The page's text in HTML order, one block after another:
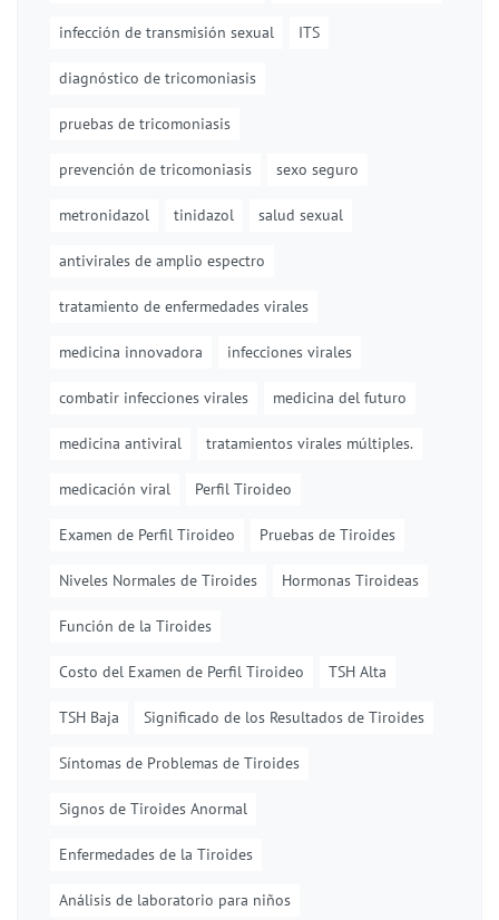
infección de transmisión sexual ITS
diagnóstico de tricomoniasis
pruebas de tricomoniasis
prevención de tricomoniasis sexo seguro
metronidazol tinidazol salud sexual
antivirales de amplio espectro
tratamiento de enfermedades virales
medicina innovadora infecciones virales
combatir infecciones virales medicina del futuro
medicina antiviral tratamientos virales múltiples.
medicación viral Perfil Tiroideo
Examen de Perfil Tiroideo Pruebas de Tiroides
Niveles Normales de Tiroides Hormonas Tiroideas
Función de la Tiroides
Costo del Examen de Perfil Tiroideo TSH Alta
TSH Baja Significado de los Resultados de Tiroides
Síntomas de Problemas de Tiroides
Signos de Tiroides Anormal
Enfermedades de la Tiroides
Análisis de laboratorio para niños